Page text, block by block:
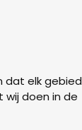
dat elk gebied
wij doen in de